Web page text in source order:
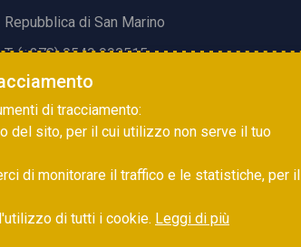
Repubblica di San Marino
T. (+378) 0549 990515
E.info@fsgc.sm
di tracciamento:
del sito, per il cui utilizzo non serve il tuo
di monitorare il traffico e le statistiche, per il
di tutti i cookie. Leggi di più